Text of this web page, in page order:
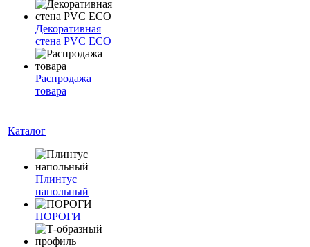
Декоративная
стена PVC ECO
Распродажа
товара
Каталог
Плинтус
напольный
ПОРОГИ